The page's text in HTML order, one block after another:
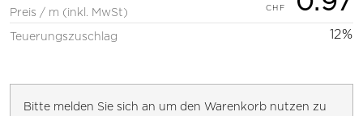
Preis / m (inkl. MwSt)
Teuerungszuschlag 12%
Bitte melden Sie sich an um den Warenkorb nutzen zu